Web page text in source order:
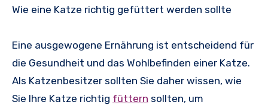
Wie eine Katze richtig gefüttert werden sollte
Eine ausgewogene Ernährung ist entscheidend für
die Gesundheit und das Wohlbefinden einer Katze.
Als Katzenbesitzer sollten Sie daher wissen, wie
Sie Ihre Katze richtig füttern sollten, um